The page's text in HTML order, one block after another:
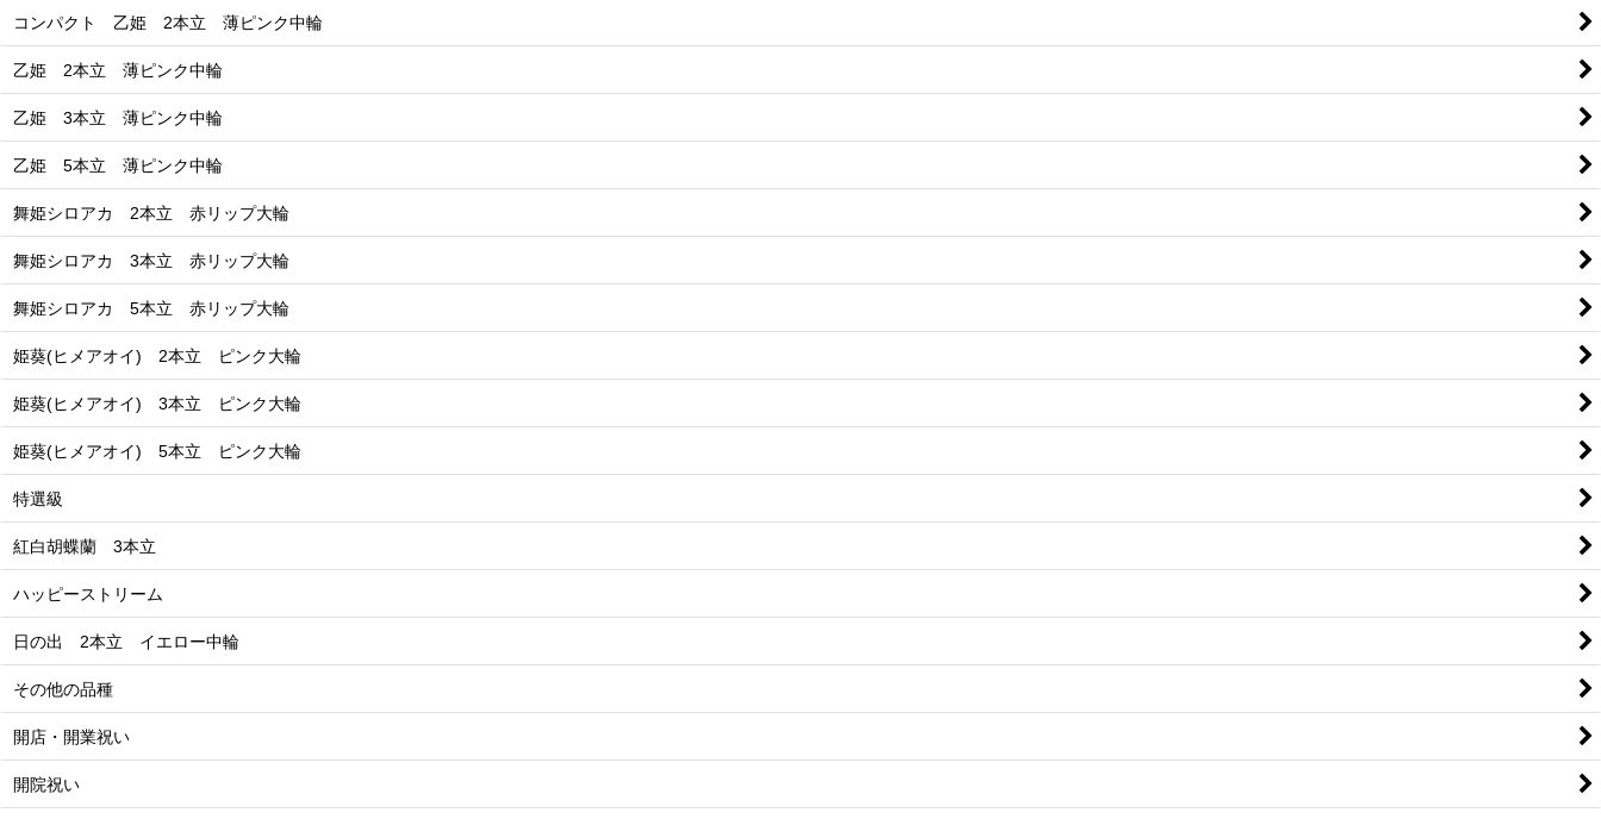
コンパクト 乙姫 2本立 薄ピンク中輪
乙姫 2本立 薄ピンク中輪
乙姫 3本立 薄ピンク中輪
乙姫 5本立 薄ピンク中輪
舞姫シロアカ 2本立 赤リップ大輪
舞姫シロアカ 3本立 赤リップ大輪
舞姫シロアカ 5本立 赤リップ大輪
姫葵(ヒメアオイ) 2本立 ピンク大輪
姫葵(ヒメアオイ) 3本立 ピンク大輪
姫葵(ヒメアオイ) 5本立 ピンク大輪
特選級
紅白胡蝶蘭 3本立
ハッピーストリーム
日の出 2本立 イエロー中輪
その他の品種
開店・開業祝い
開院祝い